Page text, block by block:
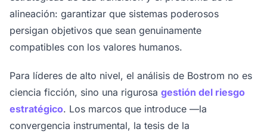
alineación: garantizar que sistemas poderosos
persigan objetivos que sean genuinamente
compatibles con los valores humanos.
Para líderes de alto nivel, el análisis de Bostrom no es
ciencia ficción, sino una rigurosa gestión del riesgo
estratégico. Los marcos que introduce —la
convergencia instrumental, la tesis de la